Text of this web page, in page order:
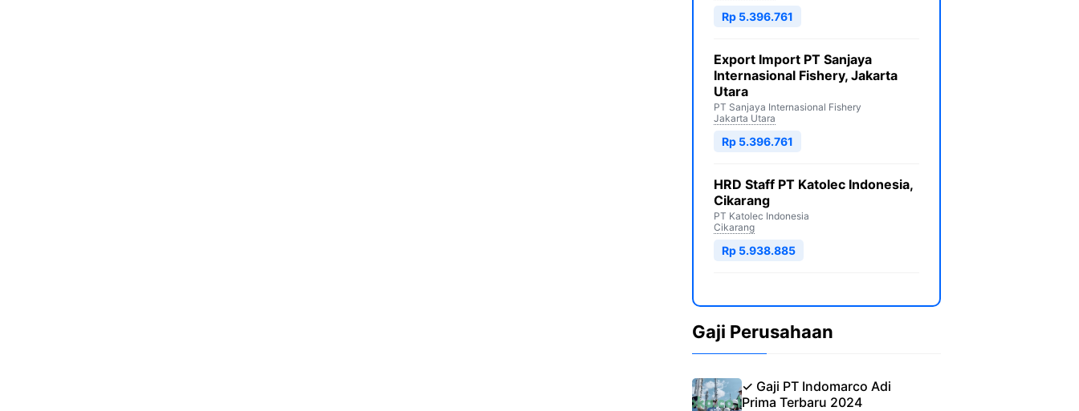
Rp 5.396.761
Export Import PT Sanjaya
Internasional Fishery, Jakarta
Utara
PT Sanjaya Internasional Fishery
Jakarta Utara
Rp 5.396.761
HRD Staff PT Katolec Indonesia,
Cikarang
PT Katolec Indonesia
Cikarang
Rp 5.938.885
Gaji Perusahaan
✓ Gaji PT Indomarco Adi
Prima Terbaru 2024